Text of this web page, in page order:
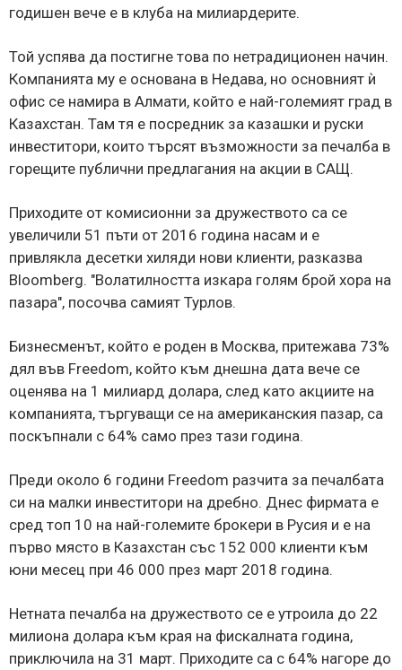
годишен вече е в клуба на милиардерите.
Той успява да постигне това по нетрадиционен начин.
Компанията му е основана в Недава, но основният ѝ
офис се намира в Алмати, който е най-големият град в
Казахстан. Там тя е посредник за казашки и руски
инвеститори, които търсят възможности за печалба в
горещите публични предлагания на акции в САЩ.
Приходите от комисионни за дружеството са се
увеличили 51 пъти от 2016 година насам и е
привлякла десетки хиляди нови клиенти, разказва
Bloomberg. "Волатилността изкара голям брой хора на
пазара", посочва самият Турлов.
Бизнесменът, който е роден в Москва, притежава 73%
дял във Freedom, който към днешна дата вече се
оценява на 1 милиард долара, след като акциите на
компанията, търгуващи се на американския пазар, са
поскъпнали с 64% само през тази година.
Преди около 6 години Freedom разчита за печалбата
си на малки инвеститори на дребно. Днес фирмата е
сред топ 10 на най-големите брокери в Русия и е на
първо място в Казахстан със 152 000 клиенти към
юни месец при 46 000 през март 2018 година.
Нетната печалба на дружеството се е утроила до 22
милиона долара към края на фискалната година,
приключила на 31 март. Приходите са с 64% нагоре до